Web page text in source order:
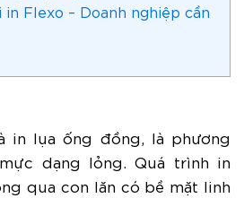
Flexo – Doanh nghiệp cần
in lụa ống đồng, là phương
dạng lỏng. Quá trình in
qua con lăn có bề mặt linh